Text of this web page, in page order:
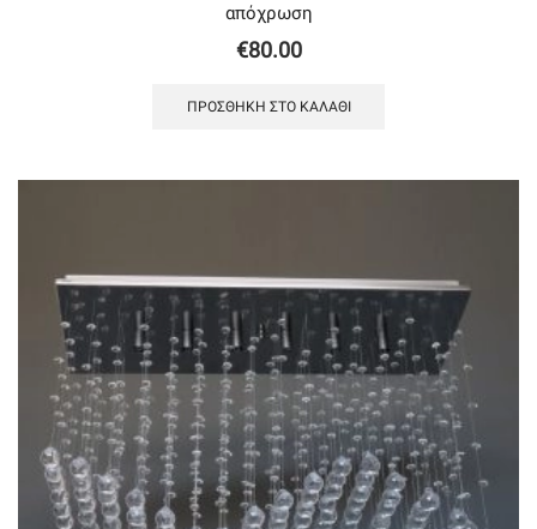
απόχρωση
€80.00
ΠΡΟΣΘΉΚΗ ΣΤΟ ΚΑΛΆΘΙ